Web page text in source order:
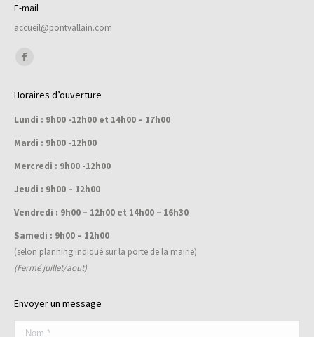
E-mail
accueil@pontvallain.com
Trouvez nous sur :
Facebook
opens
in
new
Horaires d’ouverture
Lundi : 9h00 -12h00 et 14h00 – 17h00
Mardi : 9h00 -12h00
Mercredi : 9h00 -12h00
Jeudi : 9h00 – 12h00
Vendredi : 9h00 – 12h00 et 14h00 – 16h30
Samedi : 9h00 – 12h00
(selon planning indiqué sur la porte de la mairie)
(Fermé juillet/aout)
Envoyer un message